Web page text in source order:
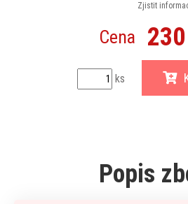
Zjistit
Cena
ks
Popis